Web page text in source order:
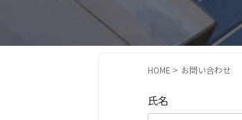
HOME > お問い合わせ
氏名